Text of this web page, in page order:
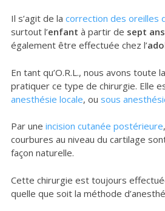
Il s’agit de la correction des oreilles
surtout l’enfant à partir de sept ans
également être effectuée chez l’
En tant qu’O.R.L., nous avons toute
pratiquer ce type de chirurgie. Elle
anesthésie locale, ou sous
Par une incision cutanée postérieure
courbures au niveau du cartilage
façon naturelle.
Cette chirurgie est toujours
quelle que soit la méthode